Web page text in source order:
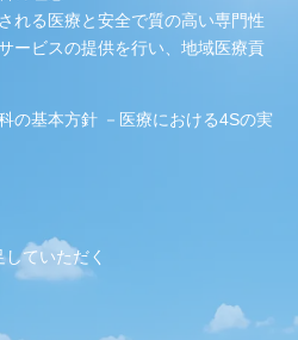
れる医療と安全で質の高い専門性
ービスの提供を行い、地域医療貢
の基本方針 －医療における4Sの実
ていただく